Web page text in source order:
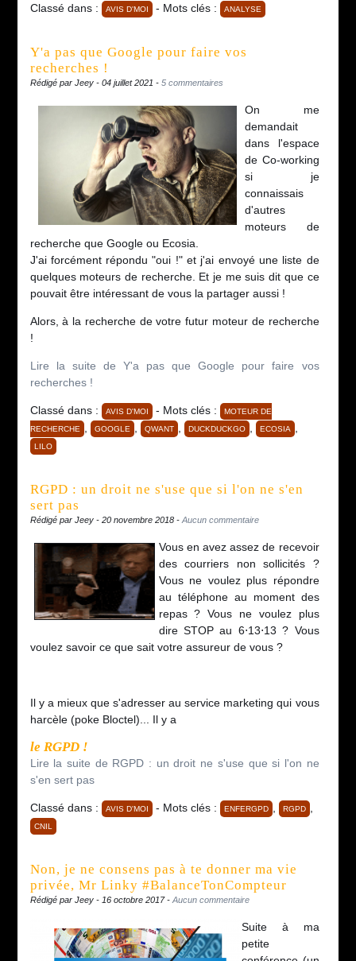
Classé dans : AVIS D'MOI - Mots clés : ANALYSE
Y'a pas que Google pour faire vos
recherches !
Rédigé par Jeey - 04 juillet 2021 - 5 commentaires
On me
demandait
dans l'espace
de Co-working
si je
connaissais
d'autres
moteurs de
recherche que Google ou Ecosia.
J'ai forcément répondu "oui !" et j'ai envoyé une liste de
quelques moteurs de recherche. Et je me suis dit que ce
pouvait être intéressant de vous la partager aussi !
Alors, à la recherche de votre futur moteur de recherche
!
Lire la suite de Y'a pas que Google pour faire vos
recherches !
Classé dans : AVIS D'MOI - Mots clés :
MOTEUR DE
RECHERCHE , GOOGLE , QWANT , DUCKDUCKGO , ECOSIA ,
LILO
RGPD : un droit ne s'use que si l'on ne s'en
sert pas
Rédigé par Jeey - 20 novembre 2018 - Aucun commentaire
Vous en avez assez de recevoir
des courriers non sollicités ?
Vous ne voulez plus répondre
au téléphone au moment des
repas ? Vous ne voulez plus
dire STOP au 6⋅13⋅13 ? Vous
voulez savoir ce que sait votre assureur de vous ?
Il y a mieux que s'adresser au service marketing qui vous
harcèle (poke Bloctel)... Il y a
le RGPD !
Lire la suite de RGPD : un droit ne s'use que si l'on ne
s'en sert pas
Classé dans : AVIS D'MOI - Mots clés : ENFERGPD , RGPD ,
CNIL
Non, je ne consens pas à te donner ma vie
privée, Mr Linky #BalanceTonCompteur
Rédigé par Jeey - 16 octobre 2017 - Aucun commentaire
Suite à ma
petite